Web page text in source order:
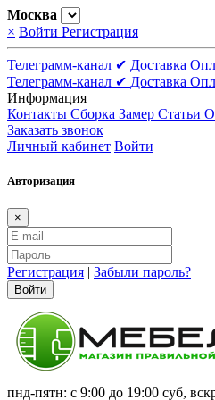
Москва
× Войти Регистрация
Телеграмм-канал ✔ Доставка
Телеграмм-канал ✔ Доставка
Информация
Контакты Сборка Замер Статьи
Заказать звонок
Личный кабинет Войти
Авторизация
×
Регистрация | Забыли пароль?
Войти
пнд-пятн: с 9:00 до 19:00 суб,